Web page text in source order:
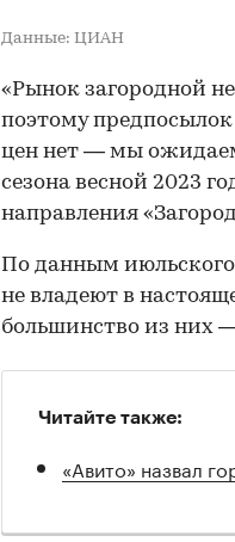
Данные: ЦИАН
«Рынок загородной
поэтому
цен нет — мы
сезона весной 2023
направления
По данным июльского
не владеют в
большинство из них
Читайте также:
«Авито» назвал